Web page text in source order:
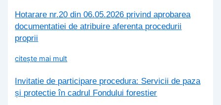
Hotarare nr.20 din 06.05.2026 privind aprobarea
documentatiei de atribuire aferenta procedurii
proprii
citește mai mult
Invitatie de participare procedura: Servicii de paza
și protectie în cadrul Fondului forestier